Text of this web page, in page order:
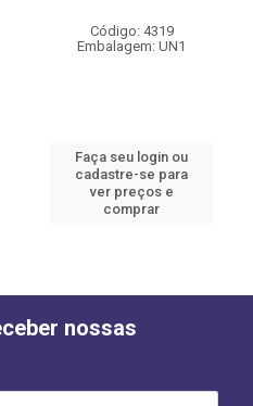
Código: 4319
Embalagem: UN1
Faça seu login ou
cadastre-se para
ver preços e
comprar
nossas